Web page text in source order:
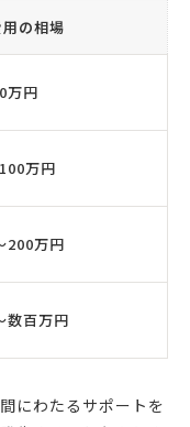
の相場
万円
万円
200万円
数百万円
にわたるサポートを